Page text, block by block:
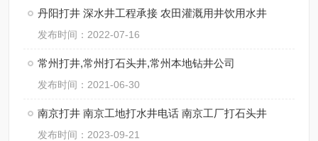
丹阳打井 深水井工程承接 农田灌溉用井饮用水井
发布时间：2022-07-16
常州打井,常州打石头井,常州本地钻井公司
发布时间：2021-06-30
南京打井 南京工地打水井电话 南京工厂打石头井
发布时间：2023-09-21